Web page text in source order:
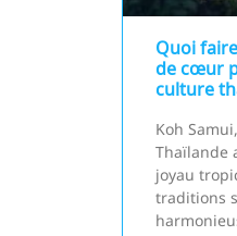
Quoi
de cœur
culture
Koh
Thaïlande
joyau
traditions